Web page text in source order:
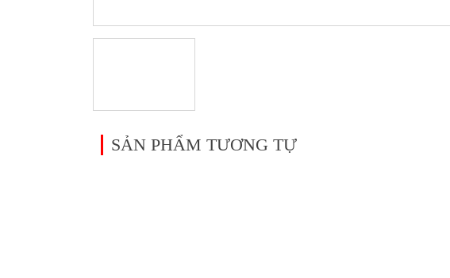
SẢN PHẨM TƯƠNG TỰ